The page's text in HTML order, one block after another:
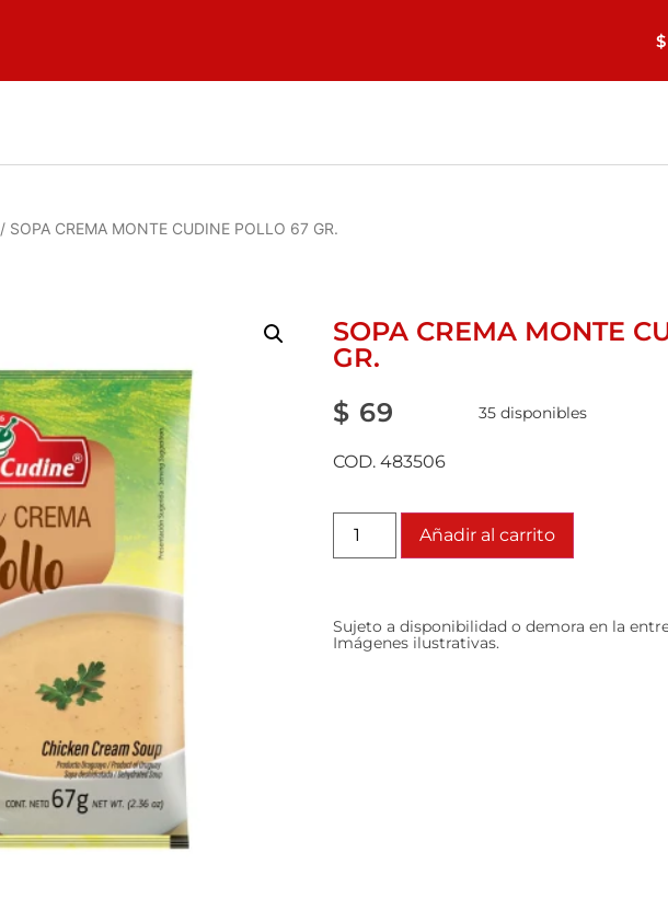
$
/ SOPA CREMA MONTE CUDINE POLLO 67 GR.
SOPA CREMA MONTE
GR.
$ 69 35 disponibles
COD. 483506
Añadir al carrito
Sujeto a disponibilidad o demora en la
Imágenes ilustrativas.